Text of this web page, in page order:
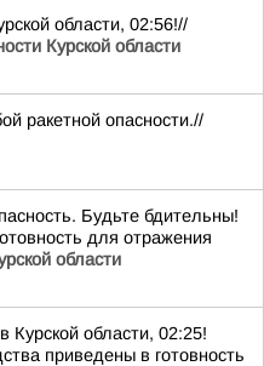
области, 02:56!//
Курской области
ракетной опасности.//
Будьте бдительны!
для отражения
области
области, 02:25!
приведены в готовность